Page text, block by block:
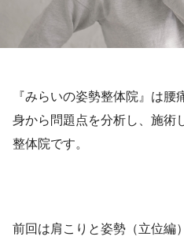
『みらいの姿勢整体院』は
身から問題点を分析し、施術
整体院です。
前回は肩こりと姿勢（立位編